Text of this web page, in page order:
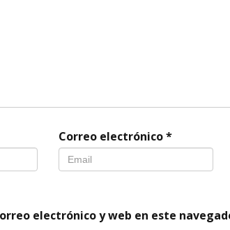
Correo electrónico*
electrónico y web en este